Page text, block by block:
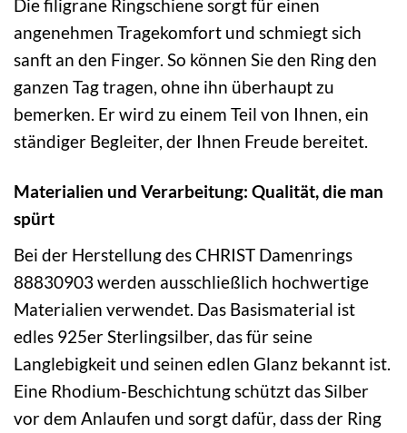
Die filigrane Ringschiene sorgt für einen
angenehmen Tragekomfort und schmiegt sich
sanft an den Finger. So können Sie den Ring den
ganzen Tag tragen, ohne ihn überhaupt zu
bemerken. Er wird zu einem Teil von Ihnen, ein
ständiger Begleiter, der Ihnen Freude bereitet.
Materialien und Verarbeitung: Qualität, die man
spürt
Bei der Herstellung des CHRIST Damenrings
88830903 werden ausschließlich hochwertige
Materialien verwendet. Das Basismaterial ist
edles 925er Sterlingsilber, das für seine
Langlebigkeit und seinen edlen Glanz bekannt ist.
Eine Rhodium-Beschichtung schützt das Silber
vor dem Anlaufen und sorgt dafür, dass der Ring